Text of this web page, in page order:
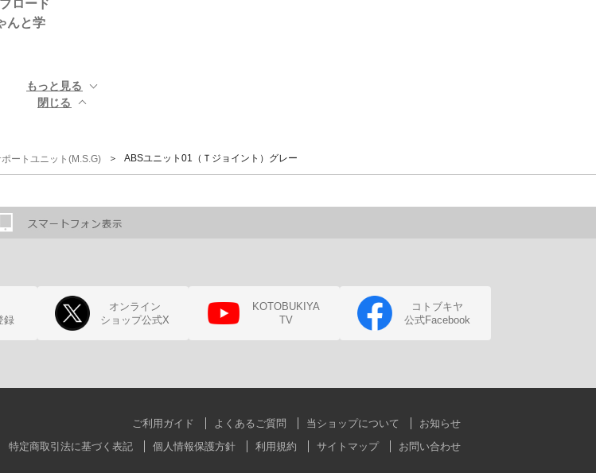
ロード
んと学
もっと見る ▼
閉じる ▲
ートユニット(M.S.G) ＞ ABSユニット01（Ｔジョイント）グレー
録
オンライン
ショップ公式X
KOTOBUKIYA
TV
コトブキヤ
公式Facebook
ご利用ガイド よくあるご質問 当ショップについて
お知らせ
特定商取引法に基づく表記
個人情報保護方針 利用規約 サイトマップ お問い合わせ